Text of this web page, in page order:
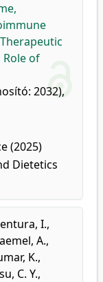
Role of
2032),
(2025)
Dietetics
I.,
A.,
K.,
C. Y.,